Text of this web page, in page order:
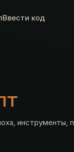
Ввести код
инструменты,